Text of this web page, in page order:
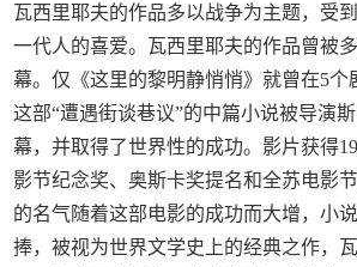
瓦西里耶夫的作品多以战争为主题，受
一代人的喜爱。瓦西里耶夫的作品曾被
幕。仅《这里的黎明静悄悄》就曾在5个
这部“遭遇街谈巷议”的中篇小说被导演
幕，并取得了世界性的成功。影片获得
影节纪念奖、奥斯卡奖提名和全苏电影
的名气随着这部电影的成功而大增，小
捧，被视为世界文学史上的经典之作，